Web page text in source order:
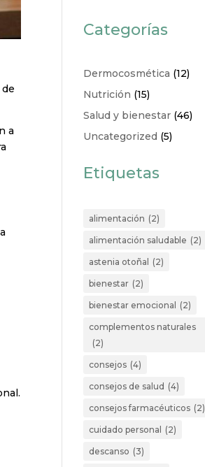
a
Categorías
Dermocosmética (12)
Nutrición (15)
Salud y bienestar (46)
Uncategorized (5)
Etiquetas
alimentación (2)
alimentación saludable (2)
astenia otoñal (2)
bienestar (2)
bienestar emocional (2)
complementos naturales
(2)
consejos (4)
consejos de salud (4)
consejos farmacéuticos (2)
cuidado personal (2)
descanso (3)